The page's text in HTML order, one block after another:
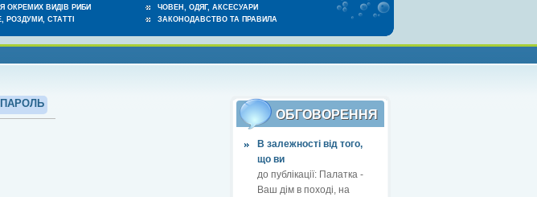
ОКРЕМИХ ВИДІВ РИБИ
РОЗДУМИ, СТАТТІ
ЧОВЕН, ОДЯГ, АКСЕСУАРИ
ЗАКОНОДАВСТВО ТА ПРАВИЛА
ПАРОЛЬ
ОБГОВОРЕННЯ
В залежності від того,
що ви
до публікації: Палатка -
Ваш дім в поході, на